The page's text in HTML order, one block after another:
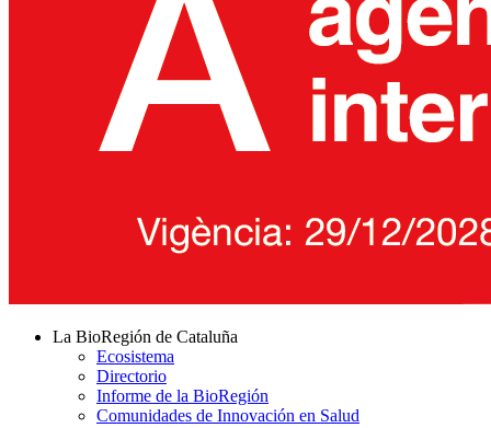
La BioRegión de Cataluña
Ecosistema
Directorio
Informe de la BioRegión
Comunidades de Innovación en Salud